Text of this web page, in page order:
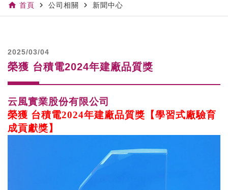
home 首頁 navigate_next 公司相關 navigate_next 新聞中心
2025/03/04
榮獲 台積電2024年建廠品質獎
云風實業股份有限公司
榮獲 台積電2024年建廠品質獎 【學習式廠驗育
成貢獻獎】